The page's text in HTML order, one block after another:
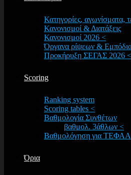
Κατηγορίες, αγωνίσματα,
Κανονισμοί & Διατάξεις
Κανονισμοί 2026 <
Όργανα ρίψεων &
Προκήρυξη ΣΕΓΑΣ 2026 <
Scoring
Ranking system
Scoring tables <
Βαθμολογία Συνθέτων
βαθμολ. 3άθλων <
Βαθμολόγηση για ΤΕΦΑΑ
Όρια